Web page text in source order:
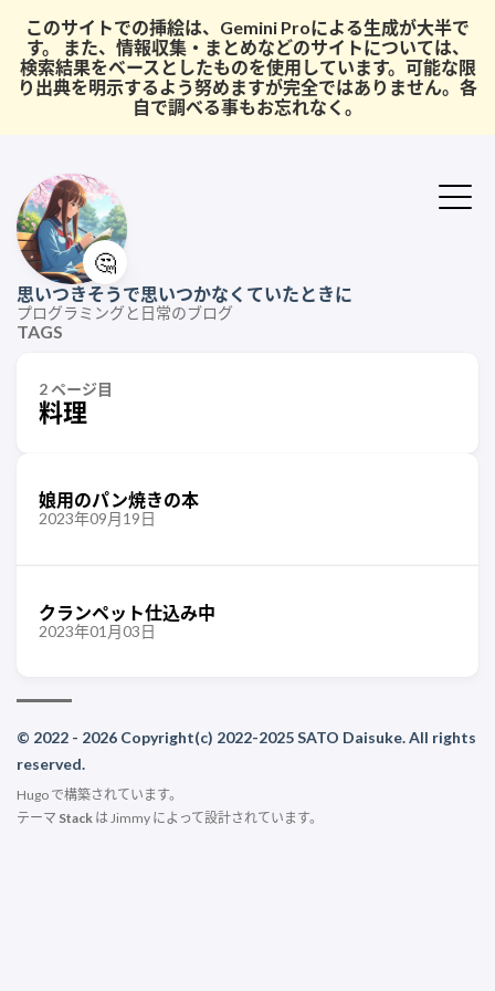
このサイトでの挿絵は、Gemini Proによる生成が大半で
す。 また、情報収集・まとめなどのサイトについては、
検索結果をベースとしたものを使用しています。可能な限
り出典を明示するよう努めますが完全ではありません。各
自で調べる事もお忘れなく。
🤔
思いつきそうで思いつかなくていたときに
プログラミングと日常のブログ
TAGS
2 ページ目
料理
娘用のパン焼きの本
2023年09月19日
クランペット仕込み中
2023年01月03日
© 2022 - 2026 Copyright(c) 2022-2025 SATO Daisuke. All rights
reserved.
Hugo で構築されています。
テーマ Stack は Jimmy によって設計されています。